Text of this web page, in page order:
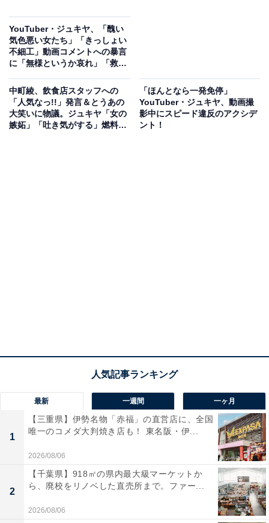
YouTuber・ジュキヤ、「醜い
気色悪い女たち」「きっしょい
不細工」動画コメントへの暴言
に「無様というか哀れ」「救い
中町綾、飲食店スタッフへの
「人気なっ!!」発言＆とうあの
大笑いに物議。ジュキヤ「女の
嫉妬」「吐き気がする」燃料投
「ほんとなら一発免停」
YouTuber・ジュキヤ、動画撮
影中にスピード違反のアクシデ
ント！
最新 一週間 一ヶ月
1
【三重県】伊勢名物「赤福」の直営店に、全国
唯一のコメダ大判焼き店も！ 東名阪・伊...
2026/08/06
2
【千葉県】918㎡の県内最大級マーケットか
ら、廃校をリノベした直売所まで。ファー...
2026/08/06